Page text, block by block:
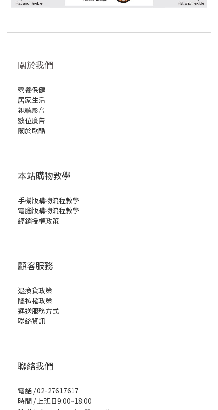
關於我們
營養保健
居家生活
視聽影音
數位廣告
關於歐酷
本站購物教學
手機版購物流程教學
電腦版購物流程教學
經銷授權政策
顧客服務
退換貨政策
隱私權政策
運送服務方式
聯絡資訊
聯絡我們
電話 / 02-27617617
時間 / 上班日9:00~18:00